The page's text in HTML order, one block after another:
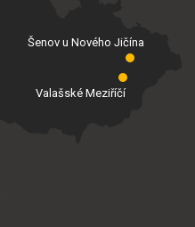
Valašské Meziříčí
Šenov u Nového Jičína